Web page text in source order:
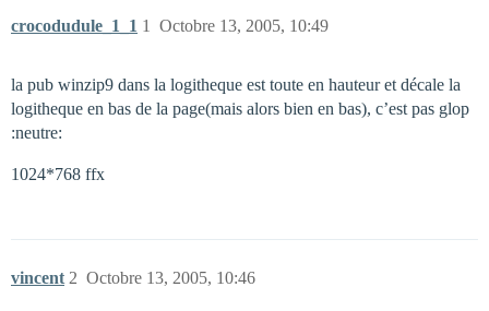
crocodudule_1_1 Octobre 13, 2005, 10:49
1
la pub winzip9 dans la logitheque est toute en hauteur et décale la
logitheque en bas de la page(mais alors bien en bas), c’est pas glop
:neutre:
1024*768 ffx
vincent Octobre 13, 2005, 10:46
2